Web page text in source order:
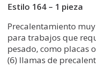
Estilo 164 – 1 pieza
Precalentamiento
para trabajos que
pesado, como placas
(6) llamas de